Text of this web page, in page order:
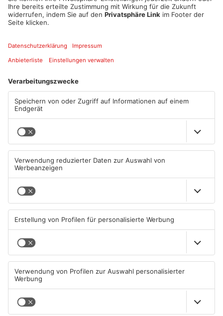
ANZEIGE
Mehr aus
Primaveraland
Müll wird in Kreisen
Aschaffenburg und
Miltenberg früher abgeholt
PRIMAVERALAND
Primaveraland weisen teils
erhebliche Mängel auf